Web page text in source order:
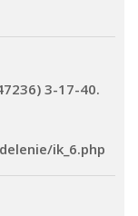
3-17-40.
ik_6.php